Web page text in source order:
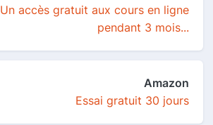
Un accès gratuit aux cours en ligne
pendant 3 mois...
Amazon
Essai gratuit 30 jours